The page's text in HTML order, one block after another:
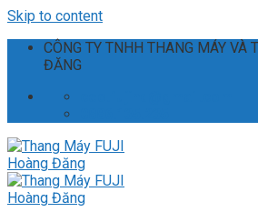
Skip to content
CÔNG TY TNHH THANG MÁY VÀ
ĐĂNG